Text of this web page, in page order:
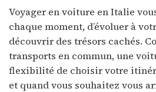
Voyager en voiture en Italie
chaque moment, d’évoluer à
découvrir des trésors cachés.
transports en commun, une
flexibilité de choisir votre
et quand vous souhaitez vous